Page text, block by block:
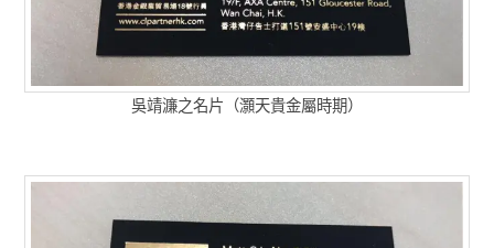
吳靖濂之名片（灝天貴金屬時期）